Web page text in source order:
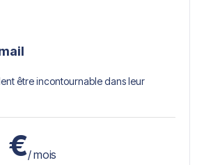
être incontournable dans leur
€/ mois